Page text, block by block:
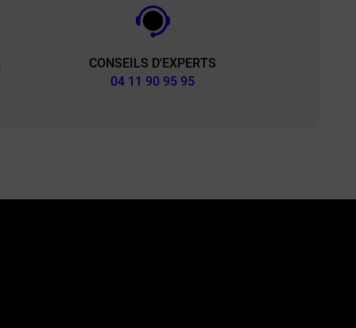
CONSEILS D'EXPERTS
04 11 90 95 95